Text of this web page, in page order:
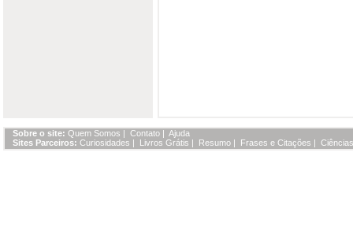
Sobre o site: Quem Somos | Contato | Ajuda
Sites Parceiros: Curiosidades | Livros Grátis | Resumo | Frases e Citações |